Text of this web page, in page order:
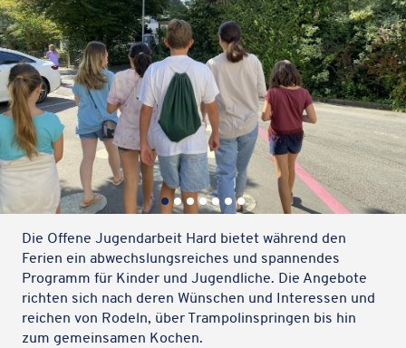
Die Offene Jugend­ar­beit Hard bietet während den
Ferien ein abwechs­lungs­rei­ches und span­nen­des
Programm für Kinder und Jugend­li­che. Die Ange­bote
richten sich nach deren Wünschen und Inter­es­sen und
reichen von Rodeln, über Tram­po­lin­sprin­gen bis hin
zum gemein­sa­men Kochen.